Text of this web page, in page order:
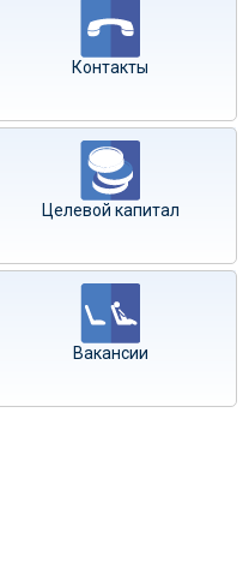
Контакты
Целевой капитал
Вакансии